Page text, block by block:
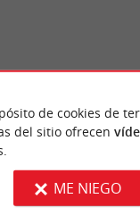
Opinión
J'ai pensé rentrer
de Paris avec un
de cookies de
del sitio ofrecen
ME NIEGO